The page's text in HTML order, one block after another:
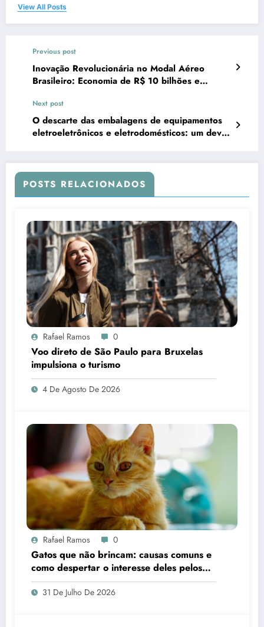
View All Posts
Previous post
Inovação Revolucionária no Modal Aéreo
Brasileiro: Economia de R$ 10 bilhões e
Next post
O descarte das embalagens de equipamentos
eletroeletrônicos e eletrodomésticos: um dever
POSTS RELACIONADOS
Rafael Ramos 0
Voo direto de São Paulo para Bruxelas
impulsiona o turismo
4 De Agosto De 2026
Rafael Ramos 0
Gatos que não brincam: causas comuns e
como despertar o interesse deles pelos
brinquedos
31 De Julho De 2026